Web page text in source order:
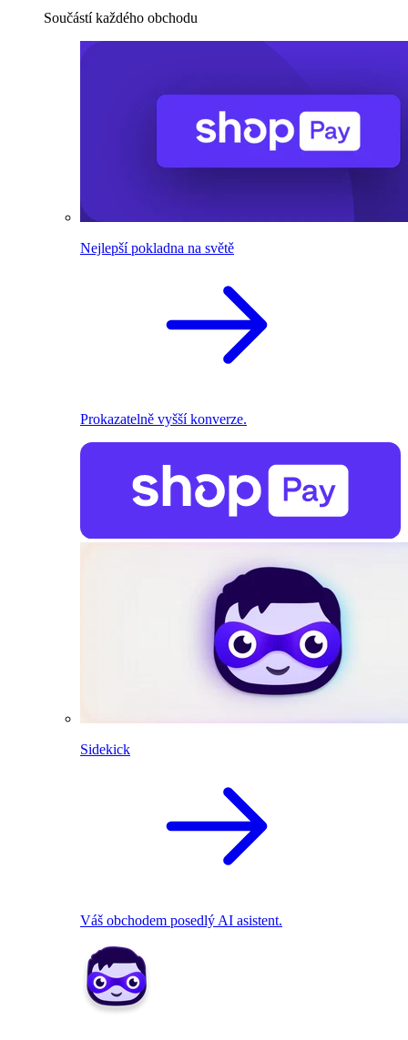
Součástí každého obchodu
Nejlepší pokladna na světě
Prokazatelně vyšší konverze.
Sidekick
Váš obchodem posedlý AI asistent.